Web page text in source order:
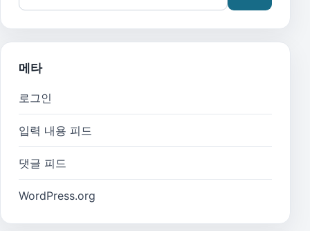
메타
로그인
입력 내용 피드
댓글 피드
WordPress.org